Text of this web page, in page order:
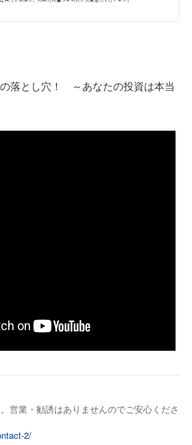
の落とし穴！ ～あなたの投資は本当
営業・勧誘はありませんのでご安心くださ
2/